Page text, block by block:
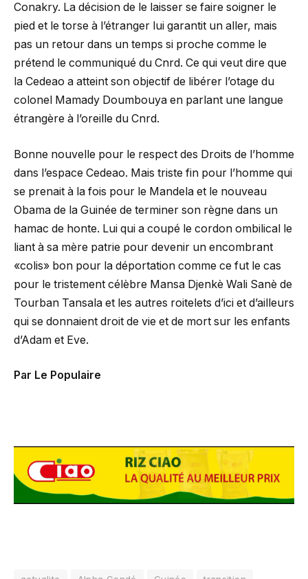
Conakry. La décision de le laisser se faire soigner le
pied et le torse à l’étranger lui garantit un aller, mais
pas un retour dans un temps si proche comme le
prétend le communiqué du Cnrd. Ce qui veut dire que
la Cedeao a atteint son objectif de libérer l’otage du
colonel Mamady Doumbouya en parlant une langue
étrangère à l’oreille du Cnrd.
Bonne nouvelle pour le respect des Droits de l’homme
dans l’espace Cedeao. Mais triste fin pour l’homme qui
se prenait à la fois pour le Mandela et le nouveau
Obama de la Guinée de terminer son règne dans un
hamac de honte. Lui qui a coupé le cordon ombilical le
liant à sa mère patrie pour devenir un encombrant
«colis» bon pour la déportation comme ce fut le cas
pour le tristement célèbre Mansa Djenkè Wali Sanè de
Tourban Tansala et les autres roitelets d’ici et d’ailleurs
qui se donnaient droit de vie et de mort sur les enfants
d’Adam et Eve.
Par Le Populaire